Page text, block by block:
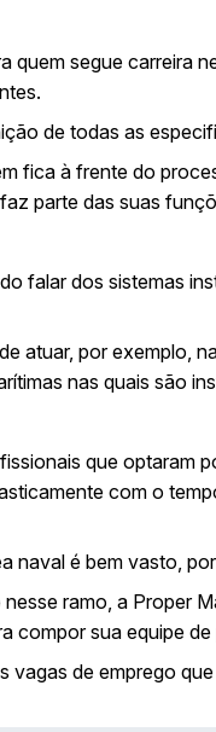
quem segue carreira
de todas as
fica à frente do
parte das suas
falar dos sistemas
atuar, por exemplo,
nas quais são
que optaram
com o
naval é bem vasto,
ramo, a Proper
compor sua equipe
vagas de emprego